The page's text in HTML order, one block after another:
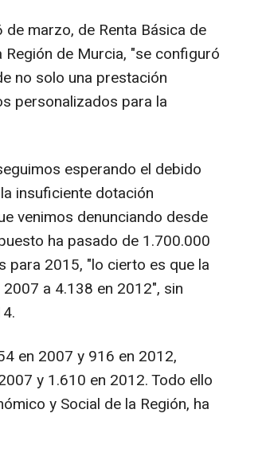
marzo, de Renta Básica de
de Murcia, "se configuró
no solo una prestación
personalizados para la
esperando el debido
insuficiente dotación
venimos denunciando desde
ha pasado de 1.700.000
para 2015, "lo cierto es que la
a 4.138 en 2012", sin
en 2007 y 916 en 2012,
y 1.610 en 2012. Todo ello
y Social de la Región, ha